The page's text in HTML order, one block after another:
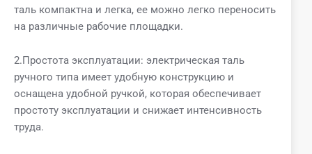
таль компактна и легка, ее можно легко переносить
на различные рабочие площадки.
2.Простота эксплуатации: электрическая таль
ручного типа имеет удобную конструкцию и
оснащена удобной ручкой, которая обеспечивает
простоту эксплуатации и снижает интенсивность
труда.